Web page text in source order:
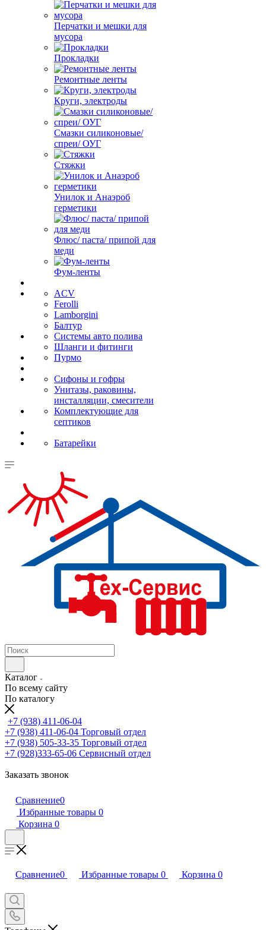
Перчатки и мешки для
мусора
Прокладки
Ремонтные ленты
Круги, электроды
Смазки силиконовые/
спреи/ ОУГ
Стяжки
Унилок и Анаэроб
герметики
Флюс/ паста/ припой для
меди
Фум-ленты
ACV
Ferolli
Lamborgini
Балтур
Системы авто полива
Шланги и фитинги
Пурмо
Сифоны и гофры
Унитазы, раковины,
инсталляции, смесители
Комплектующие для
септиков
Батарейки
Каталог
По всему сайту
По каталогу
+7 (938) 411-06-04
+7 (938) 411-06-04 Торговый отдел
+7 (938) 505-33-35 Торговый отдел
+7 (928)333-65-06 Сервисный отдел
Заказать звонок
Сравнение0
Избранные товары 0
Корзина 0
Сравнение0 Избранные товары 0 Корзина 0